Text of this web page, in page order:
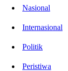
Nasional
Internasional
Politik
Peristiwa